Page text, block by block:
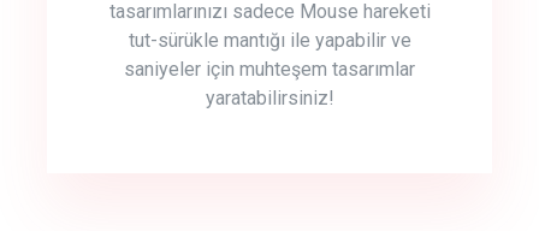
tasarımlarınızı sadece Mouse hareketi
tut-sürükle mantığı ile yapabilir ve
saniyeler için muhteşem tasarımlar
yaratabilirsiniz!